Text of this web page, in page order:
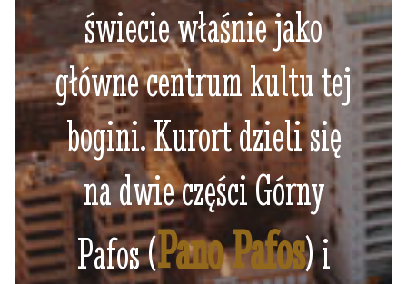
świecie właśnie jako
główne centrum kultu tej
bogini. Kurort dzieli się
na dwie części Górny
Pafos (Pano Pafos) i